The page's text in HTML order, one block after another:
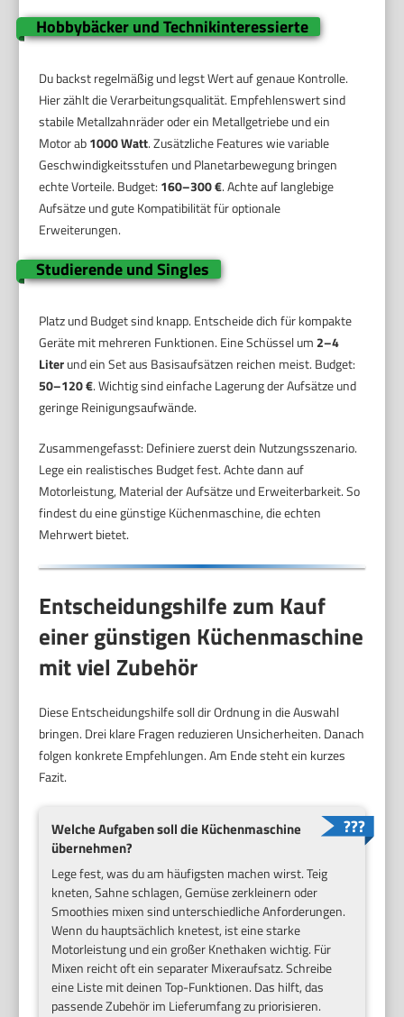
Hobbybäcker und Technikinteressierte
Du backst regelmäßig und legst Wert auf genaue Kontrolle.
Hier zählt die Verarbeitungsqualität. Empfehlenswert sind
stabile Metallzahnräder oder ein Metallgetriebe und ein
Motor ab1000 Watt. Zusätzliche Features wie variable
Geschwindigkeitsstufen und Planetarbewegung bringen
echte Vorteile. Budget: 160–300 €. Achte auf langlebige
Aufsätze und gute Kompatibilität für optionale
Erweiterungen.
Studierende und Singles
Platz und Budget sind knapp. Entscheide dich für kompakte
Geräte mit mehreren Funktionen. Eine Schüssel um 2–4
Literund ein Set aus Basisaufsätzen reichen meist. Budget:
50–120 €. Wichtig sind einfache Lagerung der Aufsätze und
geringe Reinigungsaufwände.
Zusammengefasst: Definiere zuerst dein Nutzungsszenario.
Lege ein realistisches Budget fest. Achte dann auf
Motorleistung, Material der Aufsätze und Erweiterbarkeit. So
findest du eine günstige Küchenmaschine, die echten
Mehrwert bietet.
Entscheidungshilfe zum Kauf
einer günstigen Küchenmaschine
mit viel Zubehör
Diese Entscheidungshilfe soll dir Ordnung in die Auswahl
bringen. Drei klare Fragen reduzieren Unsicherheiten. Danach
folgen konkrete Empfehlungen. Am Ende steht ein kurzes
Fazit.
Welche Aufgaben soll die Küchenmaschine
übernehmen?
Lege fest, was du am häufigsten machen wirst. Teig
kneten, Sahne schlagen, Gemüse zerkleinern oder
Smoothies mixen sind unterschiedliche Anforderungen.
Wenn du hauptsächlich knetest, ist eine starke
Motorleistung und ein großer Knethaken wichtig. Für
Mixen reicht oft ein separater Mixeraufsatz. Schreibe
eine Liste mit deinen Top-Funktionen. Das hilft, das
passende Zubehör im Lieferumfang zu priorisieren.